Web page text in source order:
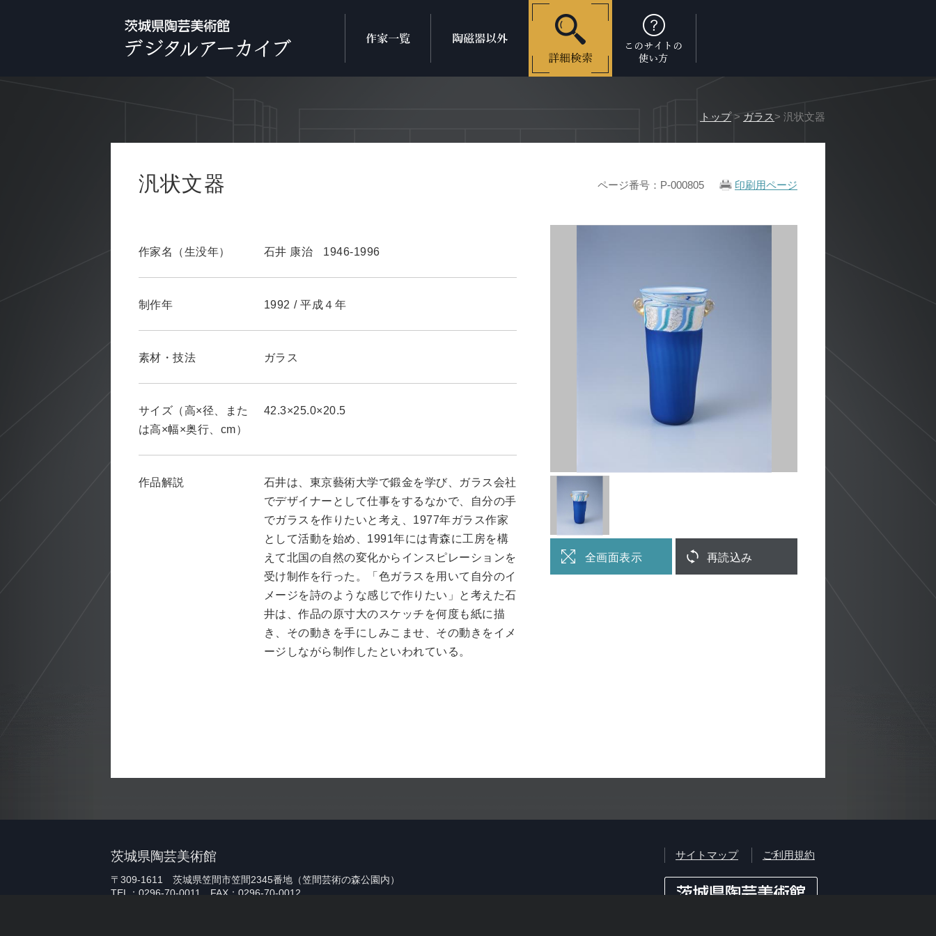
印刷用ページ
トップ> ガラス> 汎状文器
汎状文器 ページ番号：P-000805
作家名（生没年） 石井 康治 1946-1996
制作年 1992 / 平成４年
素材・技法 ガラス
サイズ（高×径、また
は高×幅×奥行、cm）
42.3×25.0×20.5
作品解説
石井は、東京藝術大学で鍛金を学び、ガラス会社
でデザイナーとして仕事をするなかで、自分の手
でガラスを作りたいと考え、1977年ガラス作家
として活動を始め、1991年には青森に工房を構
えて北国の自然の変化からインスピレーションを
受け制作を行った。「色ガラスを用いて自分のイ
メージを詩のような感じで作りたい」と考えた石
井は、作品の原寸大のスケッチを何度も紙に描
き、その動きを手にしみこませ、その動きをイメ
ージしながら制作したといわれている。
全画面表示 再読込み
茨城県陶芸美術館
〒309-1611 茨城県笠間市笠間2345番地（笠間芸術の森公園内）
TEL：0296-70-0011 FAX：0296-70-0012
サイトマップ ご利用規約